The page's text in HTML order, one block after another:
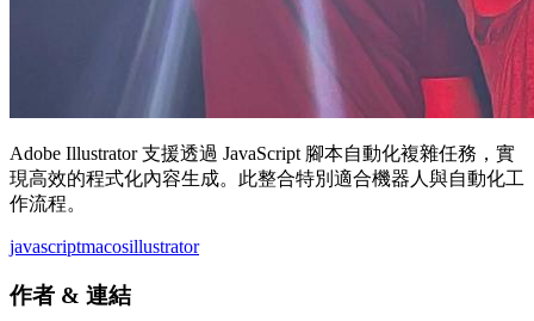
Adobe Illustrator 支援透過 JavaScript 腳本自動化複雜任務，實
現高效的程式化內容生成。此整合特別適合機器人與自動化工
作流程。
javascriptmacosillustrator
作者 & 連結